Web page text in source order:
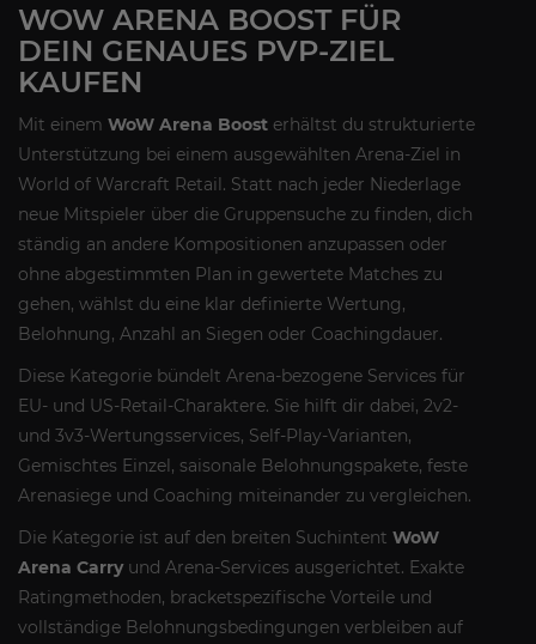
WOW ARENA BOOST FÜR
DEIN GENAUES PVP-ZIEL
KAUFEN
Mit einem WoW Arena Boost erhältst du strukturierte
Unterstützung bei einem ausgewählten Arena-Ziel in
World of Warcraft Retail. Statt nach jeder Niederlage
neue Mitspieler über die Gruppensuche zu finden, dich
ständig an andere Kompositionen anzupassen oder
ohne abgestimmten Plan in gewertete Matches zu
gehen, wählst du eine klar definierte Wertung,
Belohnung, Anzahl an Siegen oder Coachingdauer.
Diese Kategorie bündelt Arena-bezogene Services für
EU- und US-Retail-Charaktere. Sie hilft dir dabei, 2v2-
und 3v3-Wertungsservices, Self-Play-Varianten,
Gemischtes Einzel, saisonale Belohnungspakete, feste
Arenasiege und Coaching miteinander zu vergleichen.
Die Kategorie ist auf den breiten Suchintent WoW
Arena Carryund Arena-Services ausgerichtet. Exakte
Ratingmethoden, bracketspezifische Vorteile und
vollständige Belohnungsbedingungen verbleiben auf